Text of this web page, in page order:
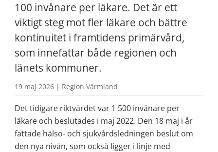
100 invånare per läkare. Det är ett
viktigt steg mot fler läkare och bättre
kontinuitet i framtidens primärvård,
som innefattar både regionen och
länets kommuner.
19 maj 2026 | Region Värmland
Det tidigare riktvärdet var 1 500 invånare per
läkare och beslutades i maj 2022. Den 18 maj i år
fattade hälso- och sjukvårdsledningen beslut om
den nya nivån, som också ligger i linje med